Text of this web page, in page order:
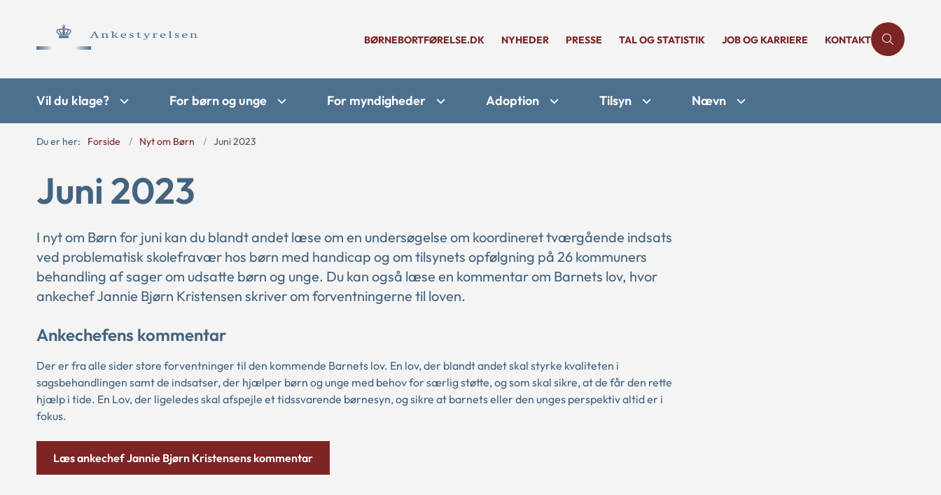
BØRNEBORTFØRELSE.DK NYHEDER PRESSE TAL OG STATISTIK JOB OG KARRIERE KONTAKT
Vil du klage? For børn og unge For myndigheder Adoption Tilsyn Nævn
Du er her: Forside Nyt om Børn Juni 2023
Juni 2023
I nyt om Børn for juni kan du blandt andet læse om en undersøgelse om koordineret tværgående indsats
ved problematisk skolefravær hos børn med handicap og om tilsynets opfølgning på 26 kommuners
behandling af sager om udsatte børn og unge. Du kan også læse en kommentar om Barnets lov, hvor
ankechef Jannie Bjørn Kristensen skriver om forventningerne til loven.
Ankechefens kommentar
Der er fra alle sider store forventninger til den kommende Barnets lov. En lov, der blandt andet skal styrke kvaliteten i
sagsbehandlingen samt de indsatser, der hjælper børn og unge med behov for særlig støtte, og som skal sikre, at de får den rette
hjælp i tide. En Lov, der ligeledes skal afspejle et tidssvarende børnesyn, og sikre at barnets eller den unges perspektiv altid er i
fokus.
Læs ankechef Jannie Bjørn Kristensens kommentar